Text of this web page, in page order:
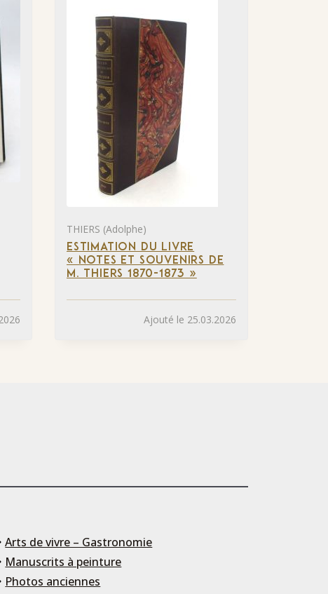
THIERS (Adolphe)
ESTIMATION DU LIVRE
« NOTES ET SOUVENIRS DE
M. THIERS 1870-1873 »
Ajouté le 25.03.2026
Arts de vivre – Gastronomie
Manuscrits à peinture
Photos anciennes